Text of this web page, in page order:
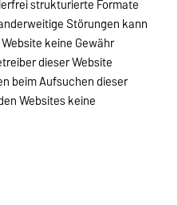
strukturierte Formate
Störungen kann
keine Gewähr
dieser Website
beim Aufsuchen dieser
Websites keine